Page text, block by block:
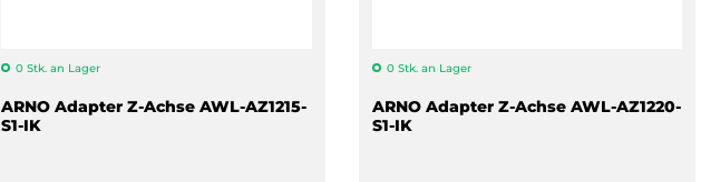
0 Stk. an Lager
ARNO Adapter Z-Achse AWL-AZ1215-
S1-IK
0 Stk. an Lager
ARNO Adapter Z-Achse AWL-AZ1220-
S1-IK